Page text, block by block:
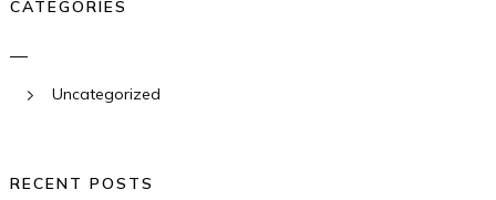
CATEGORIES
Uncategorized
RECENT POSTS